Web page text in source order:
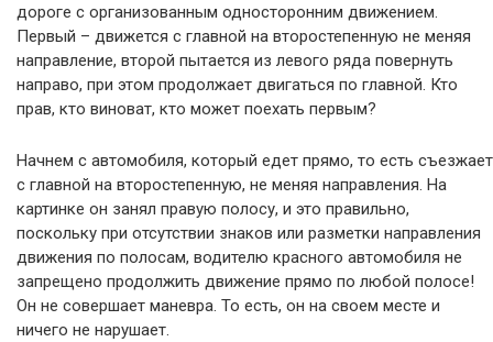
дороге с организованным односторонним движением.
Первый – движется с главной на второстепенную не меняя
направление, второй пытается из левого ряда повернуть
направо, при этом продолжает двигаться по главной. Кто
прав, кто виноват, кто может поехать первым?
Начнем с автомобиля, который едет прямо, то есть съезжает
с главной на второстепенную, не меняя направления. На
картинке он занял правую полосу, и это правильно,
поскольку при отсутствии знаков или разметки направления
движения по полосам, водителю красного автомобиля не
запрещено продолжить движение прямо по любой полосе!
Он не совершает маневра. То есть, он на своем месте и
ничего не нарушает.